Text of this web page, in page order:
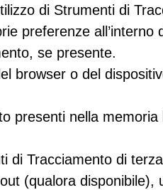
di Strumenti di
preferenze
se presente.
browser o del
presenti nella
di Tracciamento di
(qualora